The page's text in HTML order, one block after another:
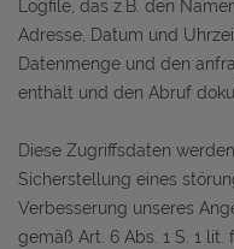
Logfile, das z.B. den
Adresse, Datum und
Datenmenge und den
enthält und den Abruf
Diese Zugriffsdaten
Sicherstellung eines
Verbesserung unseres
gemäß Art. 6 Abs. 1 S. 1